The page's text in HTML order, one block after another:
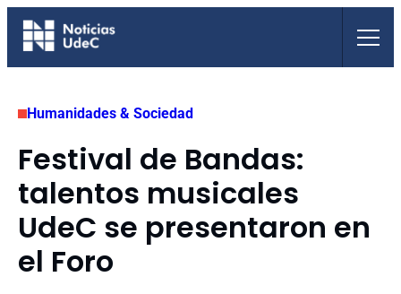
Saltar
Humanidades & Sociedad
Festival de Bandas:
talentos musicales
UdeC se presentaron en
el Foro